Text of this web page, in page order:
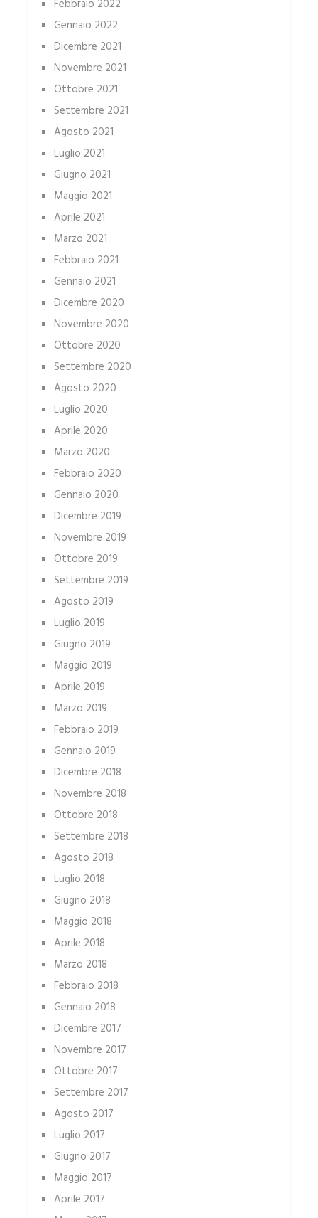
Febbraio 2022
Gennaio 2022
Dicembre 2021
Novembre 2021
Ottobre 2021
Settembre 2021
Agosto 2021
Luglio 2021
Giugno 2021
Maggio 2021
Aprile 2021
Marzo 2021
Febbraio 2021
Gennaio 2021
Dicembre 2020
Novembre 2020
Ottobre 2020
Settembre 2020
Agosto 2020
Luglio 2020
Aprile 2020
Marzo 2020
Febbraio 2020
Gennaio 2020
Dicembre 2019
Novembre 2019
Ottobre 2019
Settembre 2019
Agosto 2019
Luglio 2019
Giugno 2019
Maggio 2019
Aprile 2019
Marzo 2019
Febbraio 2019
Gennaio 2019
Dicembre 2018
Novembre 2018
Ottobre 2018
Settembre 2018
Agosto 2018
Luglio 2018
Giugno 2018
Maggio 2018
Aprile 2018
Marzo 2018
Febbraio 2018
Gennaio 2018
Dicembre 2017
Novembre 2017
Ottobre 2017
Settembre 2017
Agosto 2017
Luglio 2017
Giugno 2017
Maggio 2017
Aprile 2017